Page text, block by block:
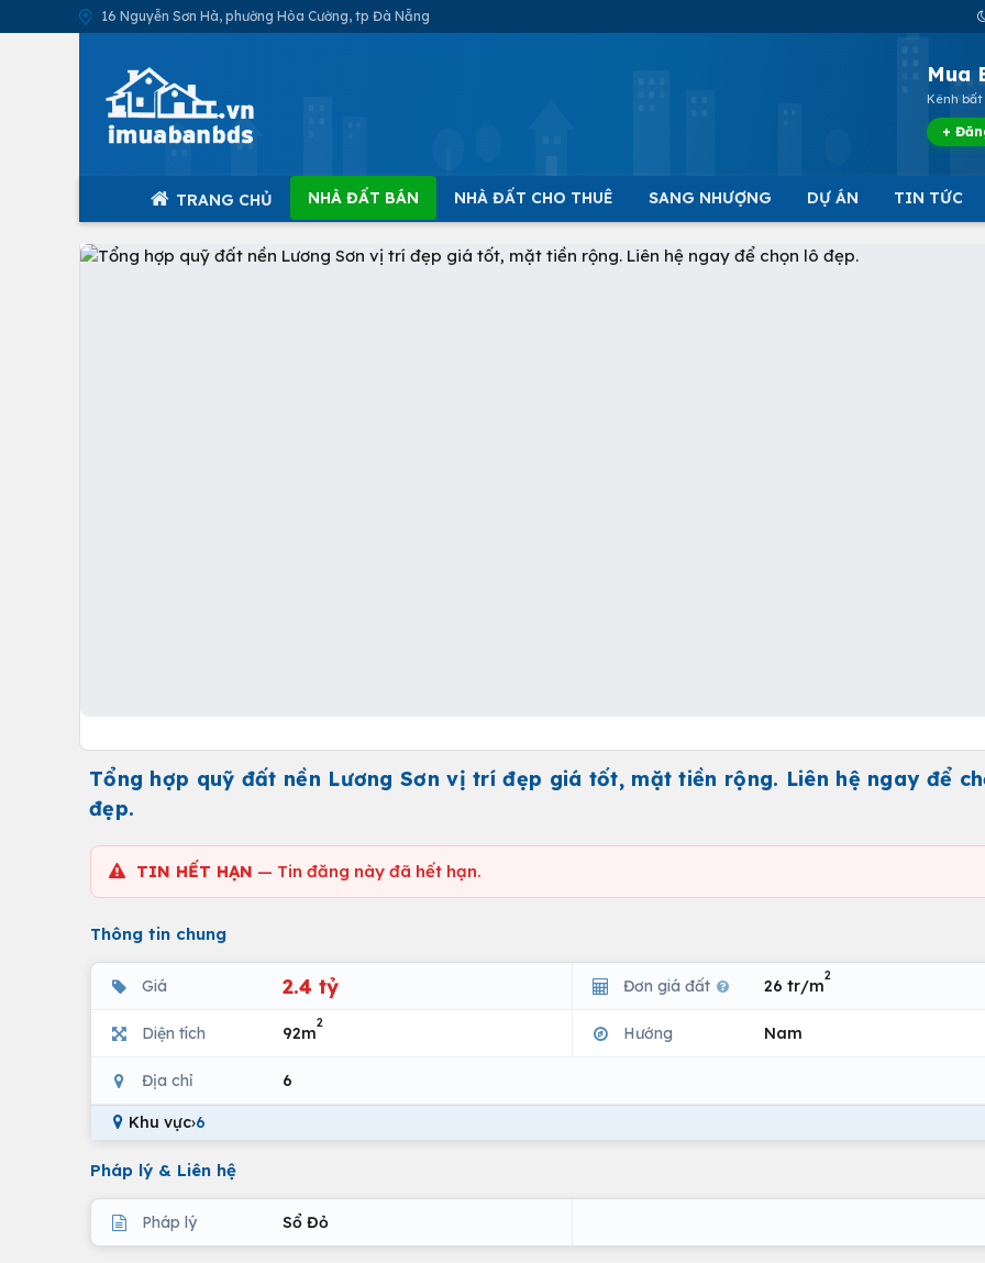
16 Nguyễn Sơn Hà, phường Hòa Cường, tp Đà Nẵng
Mua
Kênh
+
TRANG CHỦ NHÀ ĐẤT BÁN NHÀ ĐẤT CHO THUÊ SANG NHƯỢNG DỰ ÁN TIN TỨC
Tổng hợp quỹ đất nền Lương Sơn vị trí đẹp giá tốt, mặt tiền rộng. Liên hệ ngay để
đẹp.
TIN HẾT HẠN — Tin đăng này đã hết hạn.
Thông tin chung
Giá 2.4 tỷ Đơn giá đất 26 tr/m
2
Diện tích 92m
2
Hướng Nam
Địa chỉ 6
Khu vực›6
Pháp lý & Liên hệ
Pháp lý Sổ Đỏ